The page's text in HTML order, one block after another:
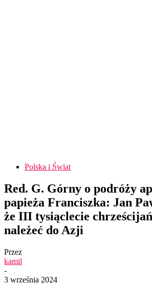
Polska i Świat
Red. G. Górny o podróży
papieża Franciszka: Jan
że III tysiąclecie
należeć do Azji
Przez
kamil
-
3 września 2024